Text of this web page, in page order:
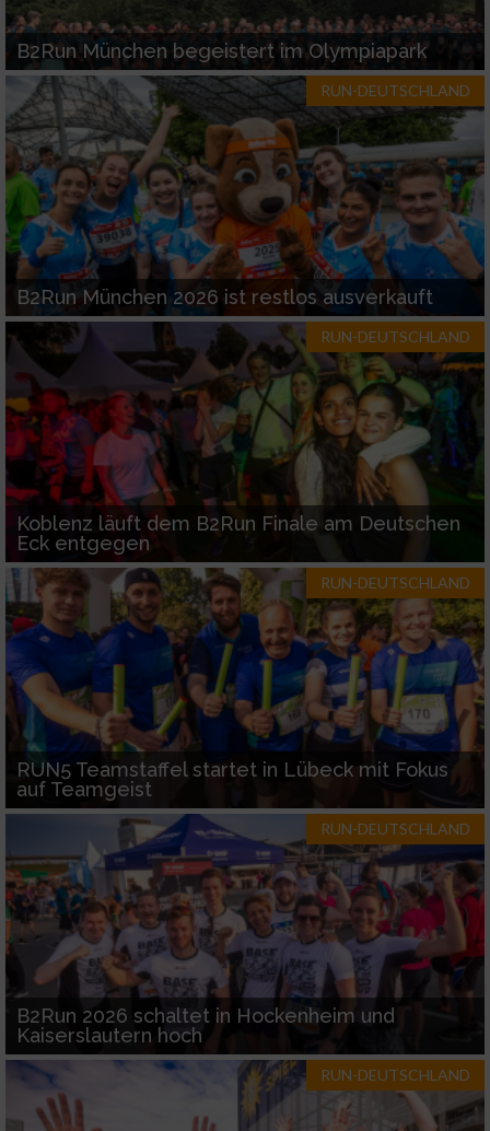
B2Run München begeistert im Olympiapark
RUN-DEUTSCHLAND
B2Run München 2026 ist restlos ausverkauft
RUN-DEUTSCHLAND
Koblenz läuft dem B2Run Finale am Deutschen
Eck entgegen
RUN-DEUTSCHLAND
RUN5 Teamstaffel startet in Lübeck mit Fokus
auf Teamgeist
RUN-DEUTSCHLAND
B2Run 2026 schaltet in Hockenheim und
Kaiserslautern hoch
RUN-DEUTSCHLAND